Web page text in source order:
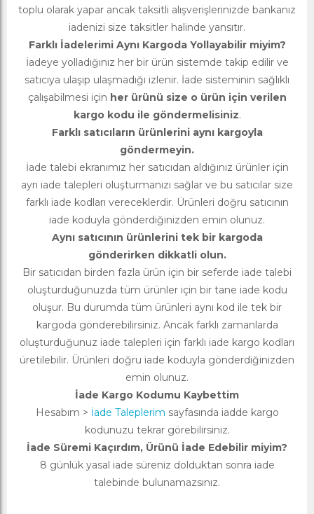
toplu olarak yapar ancak taksitli alışverişlerinizde bankanız
iadenizi size taksitler halinde yansıtır.
Farklı İadelerimi Aynı Kargoda Yollayabilir miyim?
İadeye yolladığınız her bir ürün sistemde takip edilir ve
satıcıya ulaşıp ulaşmadığı izlenir. İade sisteminin sağlıklı
çalışabilmesi için her ürünü size o ürün için verilen
kargo kodu ile göndermelisiniz.
Farklı satıcıların ürünlerini aynı kargoyla
göndermeyin.
İade talebi ekranımız her satıcıdan aldığınız ürünler için
ayrı iade talepleri oluşturmanızı sağlar ve bu satıcılar size
farklı iade kodları vereceklerdir. Ürünleri doğru satıcının
iade koduyla gönderdiğinizden emin olunuz.
Aynı satıcının ürünlerini tek bir kargoda
gönderirken dikkatli olun.
Bir satıcıdan birden fazla ürün için bir seferde iade talebi
oluşturduğunuzda tüm ürünler için bir tane iade kodu
oluşur. Bu durumda tüm ürünleri aynı kod ile tek bir
kargoda gönderebilirsiniz. Ancak farklı zamanlarda
oluşturduğunuz iade talepleri için farklı iade kargo kodları
üretilebilir. Ürünleri doğru iade koduyla gönderdiğinizden
emin olunuz.
İade Kargo Kodumu Kaybettim
Hesabım > İade Taleplerim sayfasında iadde kargo
kodunuzu tekrar görebilirsiniz.
İade Süremi Kaçırdım, Ürünü İade Edebilir miyim?
8 günlük yasal iade süreniz dolduktan sonra iade
talebinde bulunamazsınız.